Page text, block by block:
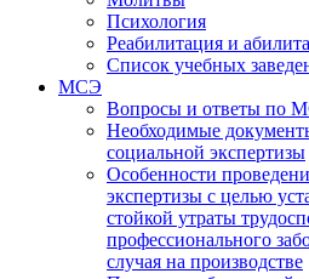
Психология
Реабилитация и
Список учебных
МСЭ
Вопросы и ответы по
Необходимые
социальной экспертизы
Особенности
экспертизы с целью
стойкой утраты
профессионального
случая на производстве